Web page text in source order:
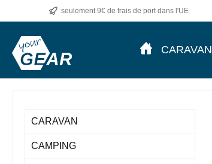
au contenu principal
Passer à la recherche
Passer à la navigation principale
seulement 9€ de frais de port dans l'UE
CARAVAN
CARAVAN
CAMPING